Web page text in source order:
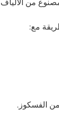
مع:
الفسكوز.